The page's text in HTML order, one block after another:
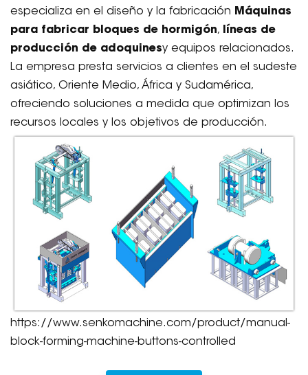
especializa en el diseño y la fabricación Máquinas
para fabricar bloques de hormigón, líneas de
producción de adoquinesy equipos relacionados.
La empresa presta servicios a clientes en el sudeste
asiático, Oriente Medio, África y Sudamérica,
ofreciendo soluciones a medida que optimizan los
recursos locales y los objetivos de producción.
https://www.senkomachine.com/product/manual-
block-forming-machine-buttons-controlled